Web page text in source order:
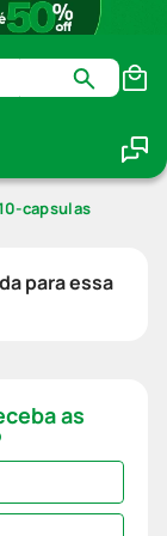
capsulas
para essa
as